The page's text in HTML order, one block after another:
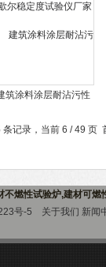
筑涂料涂层耐沾污性
条记录，当前 6 / 49 页
不燃性试验炉,建材可燃
号-5 关于我们 新闻